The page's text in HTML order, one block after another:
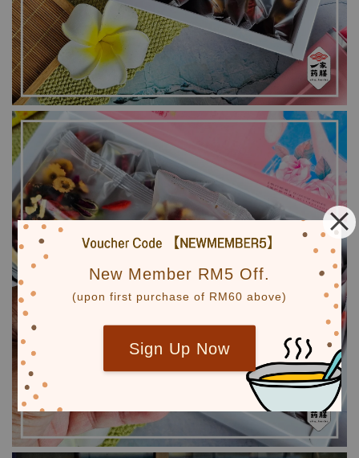
New Member RM5 Off.
(upon first purchase of RM60 above)
Sign Up Now